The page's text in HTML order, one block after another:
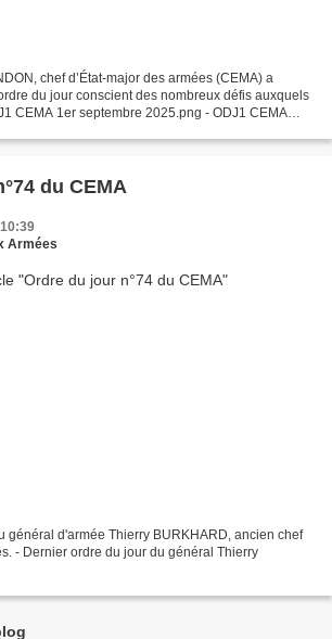
chef d’État-major des armées (CEMA) a
du jour conscient des nombreux défis auxquels
du CEMA
Armées
général d'armée Thierry BURKHARD, ancien chef